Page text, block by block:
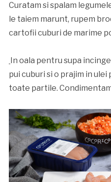
Curatam si spalam
le taiem marunt, rupem
cartofii cuburi de marime
In oala pentru supa
pui cuburi si o prajim in
toate partile.